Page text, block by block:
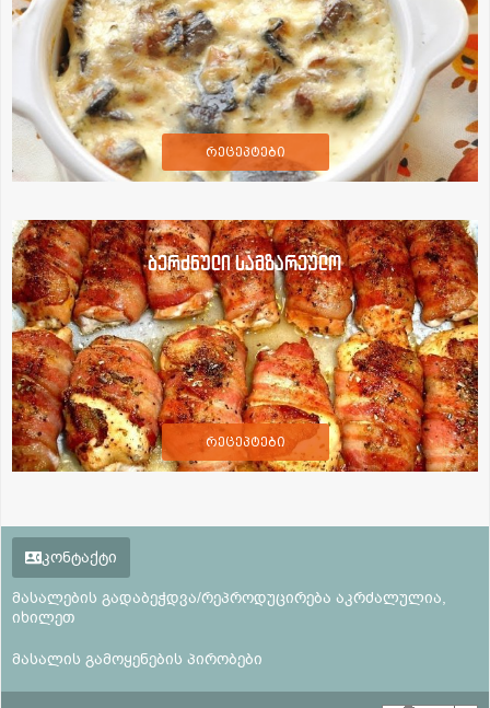
რეცეპტები
ბერძნული სამზარეულო
რეცეპტები
კონტაქტი
მასალების გადაბეჭდვა/რეპროდუცირება აკრძალულია,
იხილეთ
მასალის გამოყენების პირობები